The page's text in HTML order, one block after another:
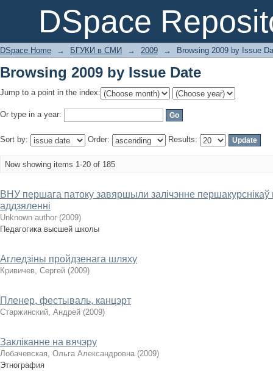
DSpace
Browsing 2009 by Issue Date
DSpace Home → БГУКИ в СМИ → 2009 → Browsing 2009 by Issue
Browsing 2009 by Issue Date
Jump to a point in the index:
Or type in a year:
Sort by: Order: Results:
Now showing items 1-20 of 185
ВНУ першага патоку завяршыли залічэнне
аддзяленні
Unknown author (2009)
Педагогика высшей школы
Агледзіны пройдзенага шляху
Кривичев, Сергей (2009)
Пленер, фестываль, канцэрт
Старжинский, Андрей (2009)
Закліканне на вячэру
Лобачевская, Ольга Александровна (2009)
Этнография